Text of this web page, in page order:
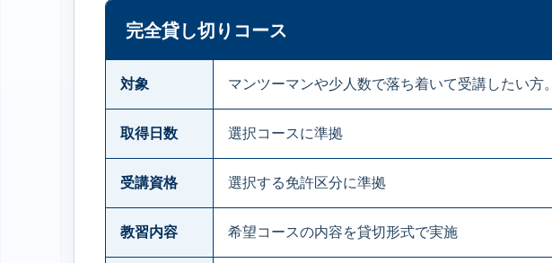
完全貸し切りコース
対象 マンツーマンや少人数で落ち着いて受講したい方。
取得日数 選択コースに準拠
受講資格 選択する免許区分に準拠
教習内容 希望コースの内容を貸切形式で実施